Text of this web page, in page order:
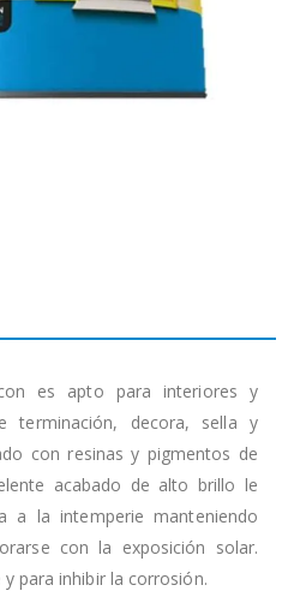
es apto para interiores y
terminación, decora, sella y
con resinas y pigmentos de
acabado de alto brillo le
a la intemperie manteniendo
con la exposición solar.
para inhibir la corrosión.